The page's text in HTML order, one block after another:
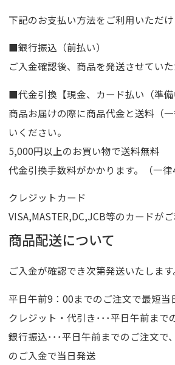
下記のお支払い方法をご利用いただけ
■銀行振込（前払い）
ご入金確認後、商品を発送させていた
■代金引換【現金、カード払い（準備
商品お届けの際に商品代金と送料（
いください。
5,000円以上のお買い物で送料無料
代金引換手数料がかかります。（一律
クレジットカード
VISA,MASTER,DC,JCB等のカードがご
商品配送について
ご入金が確認でき次第発送いたします
平日午前9：00までのご注文で最短当
クレジット・代引き･･･平日午前まで
銀行振込･･･平日午前までのご注文で
のご入金で当日発送